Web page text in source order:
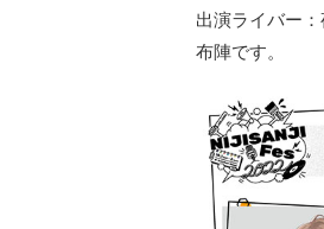
出演ライバー
布陣です。